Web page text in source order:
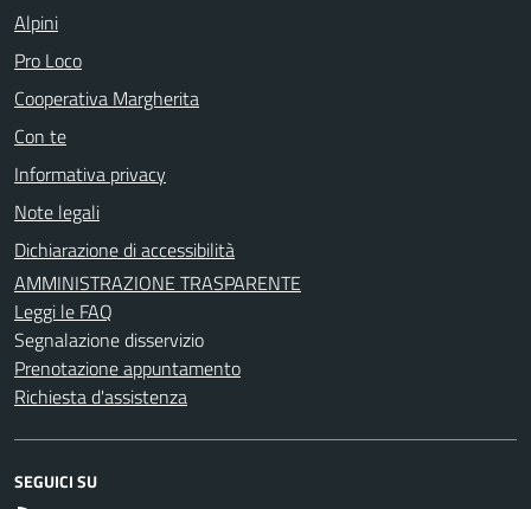
Alpini
Pro Loco
Cooperativa Margherita
Con te
Informativa privacy
Note legali
Dichiarazione di accessibilità
AMMINISTRAZIONE TRASPARENTE
Leggi le FAQ
Segnalazione disservizio
Prenotazione appuntamento
Richiesta d'assistenza
SEGUICI SU